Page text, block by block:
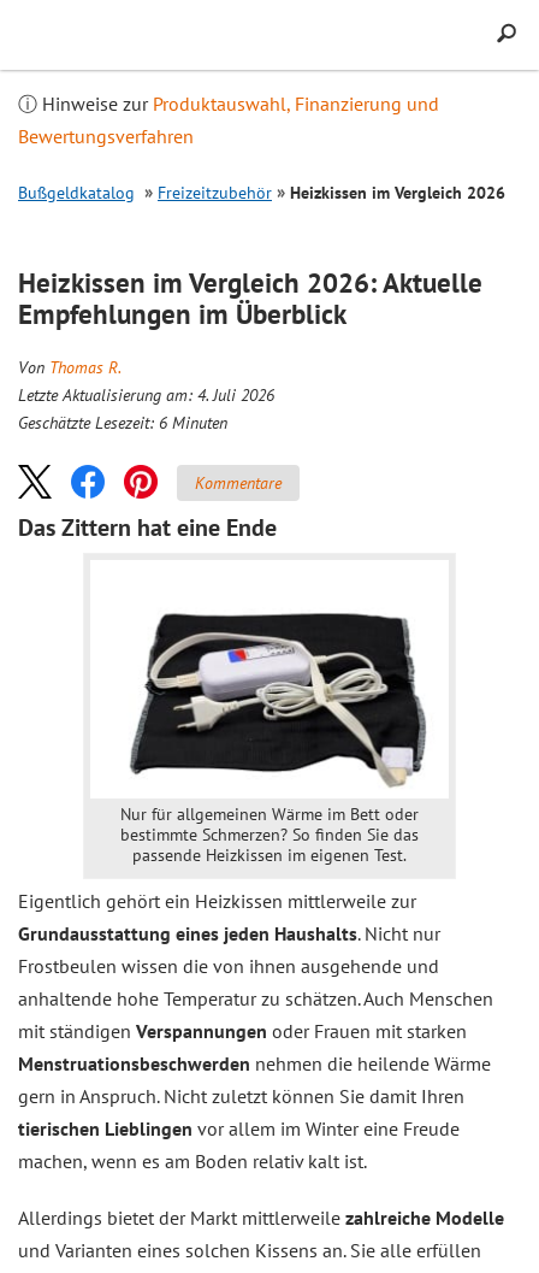
ⓘ Hinweise zur Produktauswahl, Finanzierung und
Bewertungsverfahren
Bußgeldkatalog Freizeitzubehör Heizkissen im Vergleich 2026
Heizkissen im Vergleich 2026: Aktuelle
Empfehlungen im Überblick
Von Thomas R.
Letzte Aktualisierung am: 4. Juli 2026
Geschätzte Lesezeit: 6 Minuten
Kommentare
Das Zittern hat eine Ende
Nur für allgemeinen Wärme im Bett oder
bestimmte Schmerzen? So finden Sie das
passende Heizkissen im eigenen Test.
Eigentlich gehört ein Heizkissen mittlerweile zur
Grundausstattung eines jeden Haushalts. Nicht nur
Frostbeulen wissen die von ihnen ausgehende und
anhaltende hohe Temperatur zu schätzen. Auch Menschen
mit ständigen Verspannungen oder Frauen mit starken
Menstruationsbeschwerden nehmen die heilende Wärme
gern in Anspruch. Nicht zuletzt können Sie damit Ihren
tierischen Lieblingen vor allem im Winter eine Freude
machen, wenn es am Boden relativ kalt ist.
Allerdings bietet der Markt mittlerweile zahlreiche Modelle
und Varianten eines solchen Kissens an. Sie alle erfüllen